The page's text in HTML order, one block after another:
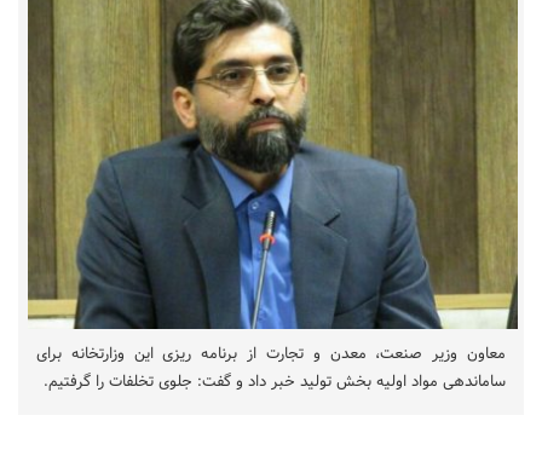
معاون وزیر صنعت، معدن و تجارت از برنامه ریزی این وزارتخانه برای
ساماندهی مواد اولیه بخش تولید خبر داد و گفت: جلوی تخلفات را گرفتیم.